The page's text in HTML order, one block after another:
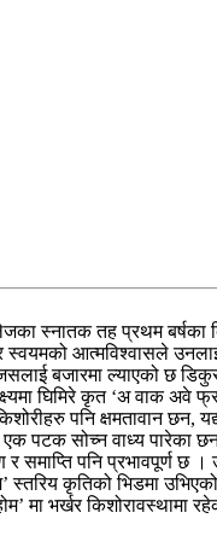
स्नातक तह प्रथम बर्षका
आत्मविश्वासले
बजारमा ल्याएको छ
घिमिरे कृत ‘अ वाक
पनि क्षमतावान
एक पटक सोच्न वाध्य
पनि प्रभावपूर्ण छ
कृतिको भिडमा
मा भर्खर